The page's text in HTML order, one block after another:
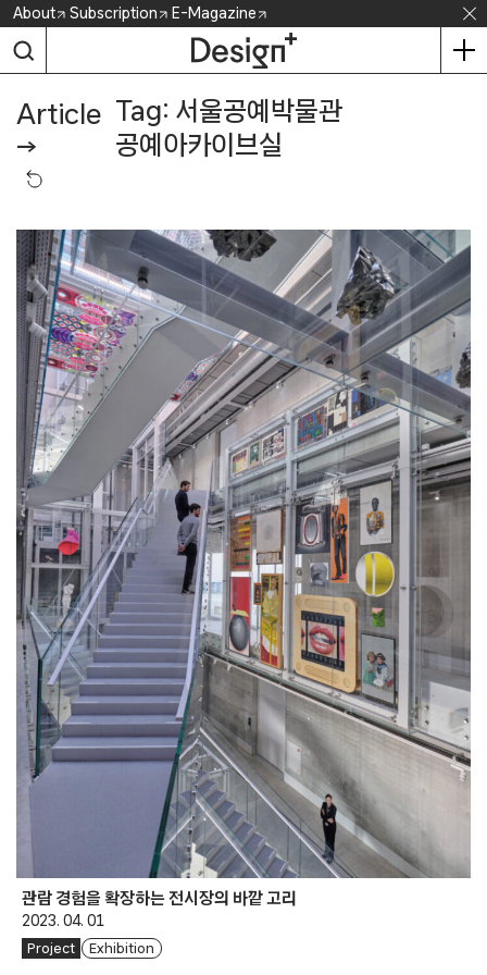
Skip
content
About Subscription E-Magazine
Article
→
Tag: 서울공예박물관
공예아카이브실
관람 경험을 확장하는 전시장의 바깥 고리
2023. 04. 01
Project Exhibition